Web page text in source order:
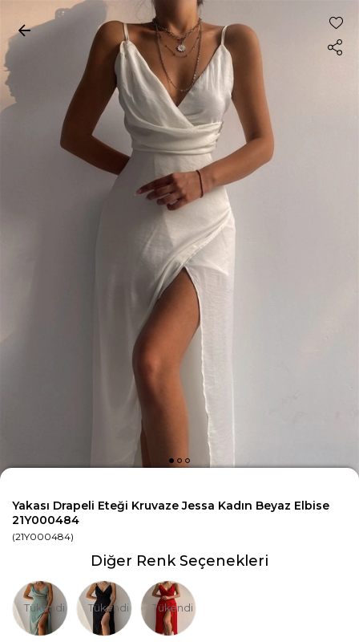
Yakası Drapeli Eteği Kruvaze Jessa Kadın Beyaz Elbise
21Y000484
(21Y000484)
Diğer Renk Seçenekleri
Tükendi Tükendi Tükendi